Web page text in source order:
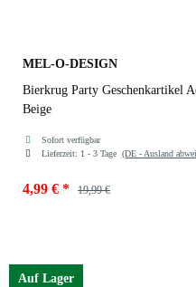
MEL-O-DESIGN
Bierkrug Party Geschenkartikel
Beige
Sofort verfügbar
Lieferzeit: 1 - 3 Tage (DE - Ausland
4,99 € * 19,99 €
Auf Lager